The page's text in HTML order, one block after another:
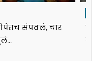
तब्बल अडीच
आरोप